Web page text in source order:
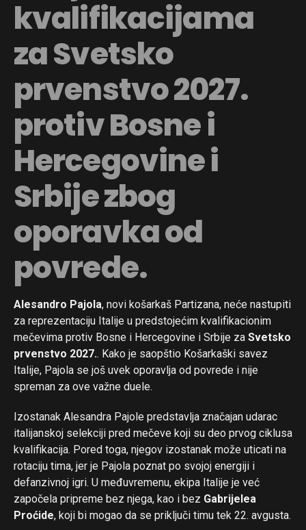
kvalifikacijama
za Svetsko
prvenstvo 2027.
protiv Bosne i
Hercegovine i
Srbije zbog
oporavka od
povrede.
Alesandro Pajola, novi košarkaš Partizana, neće nastupiti
za reprezentaciju Italije u predstojećim kvalifikacionim
mečevima protiv Bosne i Hercegovine i Srbije za Svetsko
prvenstvo 2027.. Kako je saopštio Košarkaški savez
Italije, Pajola se još uvek oporavlja od povrede i nije
spreman za ove važne duele.
Izostanak Alesandra Pajole predstavlja značajan udarac
italijanskoj selekciji pred mečeve koji su deo prvog ciklusa
kvalifikacija. Pored toga, njegov izostanak može uticati na
rotaciju tima, jer je Pajola poznat po svojoj energiji i
defanzivnoj igri. U međuvremenu, ekipa Italije je već
započela pripreme bez njega, kao i bez Gabrijelea
Proćide, koji bi mogao da se priključi timu tek 22. avgusta.